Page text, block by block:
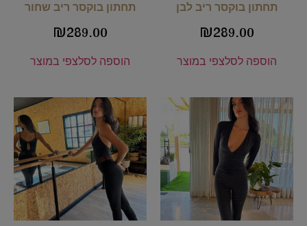
תחתון בוקסר ריב לבן
₪289.00
הוספה לסלצפי במוצר
תחתון בוקסר ריב שחור
₪289.00
הוספה לסלצפי במוצר